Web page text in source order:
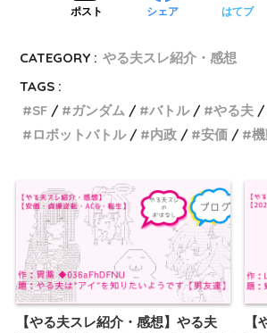
ポスト シェア はてブ
CATEGORY : やる夫スレ紹介・感想
TAGS :
SF
ガンダム バトル やる夫
ロボットバトル
内政 安価
【やる夫スレ紹介・感想】やる夫